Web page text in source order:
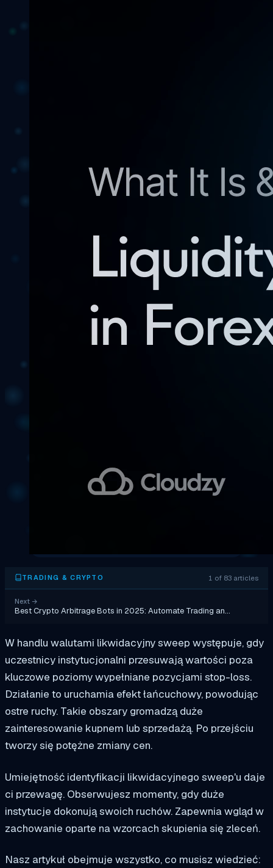
TRADING & CRYPTO 1 of 83 articles
Next →
Best Crypto Arbitrage Bots in 2025: Automate Trading an…
W handlu walutami likwidacyjny sweep występuje, gdy
uczestnicy instytucjonalni przesuwają wartości poza
kluczowe poziomy wypełniane pozycjami stop-loss.
Działanie to uruchamia efekt łańcuchowy, powodując
ostre ruchy. Takie obszary gromadzą duże
zainteresowanie kupnem lub sprzedażą. Po przejściu
tworzy się potężne zmiany cen.
Umiejętność identyfikacji likwidacyjnego sweep'u daje
ci przewagę. Obserwujesz momenty, gdy duże
instytucje dokonują swoich ruchów. Zapewnia wgląd w
zachowanie oparte na wzorcach skupienia się zleceń.
Nasz artykuł obejmuje wszystko, co musisz wiedzieć: